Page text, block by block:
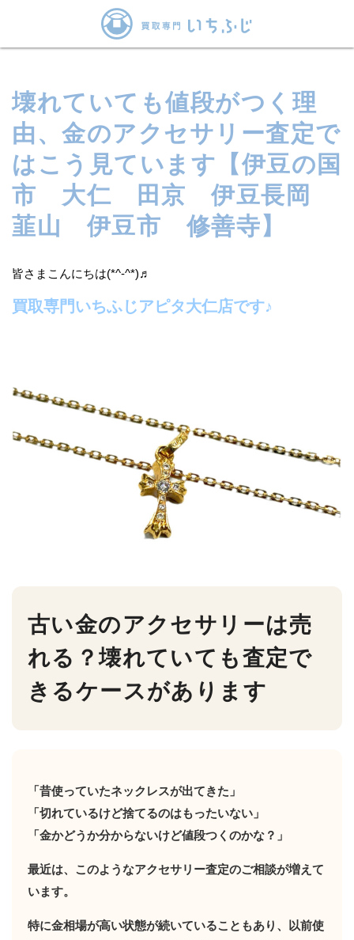
壊れていても値段がつく理
由、金のアクセサリー査定で
はこう見ています【伊豆の国
市 大仁 田京 伊豆長岡
韮山 伊豆市 修善寺】
皆さまこんにちは(*^-^*)♬
買取専門いちふじアピタ大仁店です♪
古い金のアクセサリーは売
れる？壊れていても査定で
きるケースがあります
「昔使っていたネックレスが出てきた」
「切れているけど捨てるのはもったいない」
「金かどうか分からないけど値段つくのかな？」
最近は、このようなアクセサリー査定のご相談が増えて
います。
特に金相場が高い状態が続いていることもあり、以前使